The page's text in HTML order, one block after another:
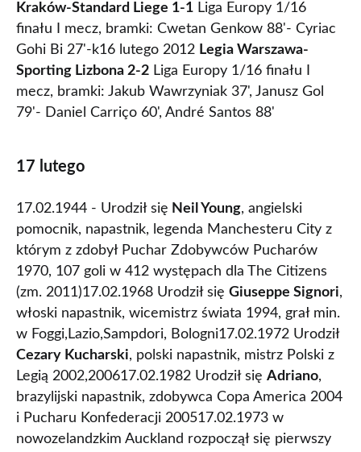
Kraków-Standard Liege 1-1 Liga Europy 1/16
finału I mecz, bramki: Cwetan Genkow 88'- Cyriac
Gohi Bi 27'-k16 lutego 2012 Legia Warszawa-
Sporting Lizbona 2-2 Liga Europy 1/16 finału I
mecz, bramki: Jakub Wawrzyniak 37', Janusz Gol
79'- Daniel Carriço 60', André Santos 88'
17 lutego
17.02.1944 - Urodził się Neil Young, angielski
pomocnik, napastnik, legenda Manchesteru City z
którym z zdobył Puchar Zdobywców Pucharów
1970, 107 goli w 412 występach dla The Citizens
(zm. 2011)17.02.1968 Urodził się Giuseppe Signori,
włoski napastnik, wicemistrz świata 1994, grał min.
w Foggi,Lazio,Sampdori, Bologni17.02.1972 Urodził
Cezary Kucharski, polski napastnik, mistrz Polski z
Legią 2002,200617.02.1982 Urodził się Adriano,
brazylijski napastnik, zdobywca Copa America 2004
i Pucharu Konfederacji 200517.02.1973 w
nowozelandzkim Auckland rozpoczął się pierwszy